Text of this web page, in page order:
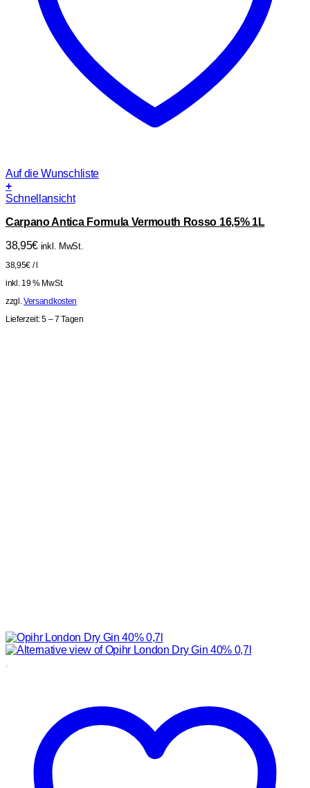
Auf die Wunschliste
+
Schnellansicht
Carpano Antica Formula Vermouth Rosso 16,5% 1L
38,95€ inkl. MwSt.
38,95€ /l
inkl. 19 % MwSt.
zzgl.Versandkosten
Lieferzeit:5 – 7 Tagen